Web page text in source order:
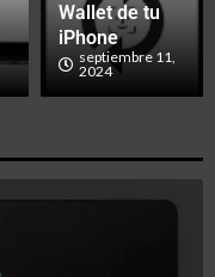
Wallet de tu
iPhone
septiembre 11,
2024